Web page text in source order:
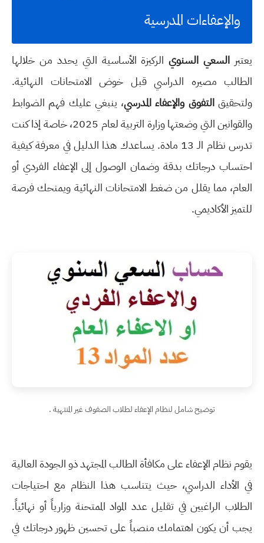
والإعفاءات المدرسية
يعتبر السعي السنويالركيزة الأساسية التي يحدد من خلالها
الطالب مصيره الدراسي قبل خوض الامتحانات النهائية.
ولتحقيقالتفوق والإعفاء المدرسي، ينبغي عليك فهم الضوابط
والقوانين التي وضعتها وزارة التربية لعام 2025، خاصة إذا كنت
تدرس نظام الـ 13 مادة. يساعدك هذا الدليل في معرفة كيفية
احتساب درجاتك بدقة وضمان الوصول إلى الإعفاء الفردي أو
العام، مما يقلل من ضغط الامتحانات النهائية ويمنحك فرصة
للتميز الأكاديمي.
توضيح شامل لنظام الإعفاء لطلاب الصفوف غير المنتهية .
يقوم نظام الإعفاء على مكافأة الطالب المجتهد ذو الجودة العالية
في الأداء الدراسي، حيث يتناسب هذا النظام مع احتياجات
الطلاب الراغبين في تقليل عدد المواد الممتحنة وزارياً أو نهائياً.
يجب أن يكون اهتمامك منصباً على تحسين ظهور درجاتك في